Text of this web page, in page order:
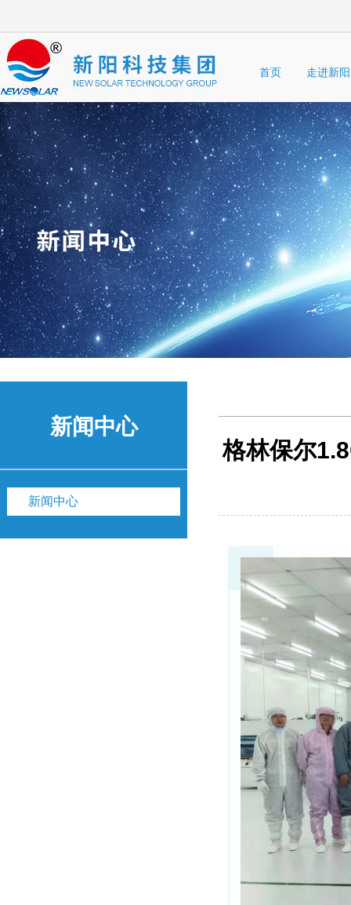
首页 走进新阳
新闻中心
新闻中心
格林保尔